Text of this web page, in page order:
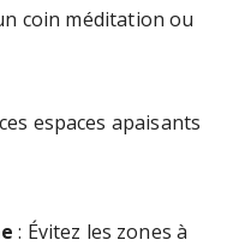
coin méditation ou
espaces apaisants
: Évitez les zones à